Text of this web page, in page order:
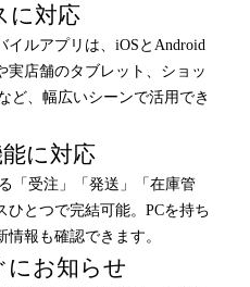
に対応
ルアプリは、iOSとAndroid
実店舗のタブレット、ショッ
ど、幅広いシーンで活用でき
に対応
「受注」「発送」「在庫管
とつで完結可能。PCを持ち
報も確認できます。
にお知らせ